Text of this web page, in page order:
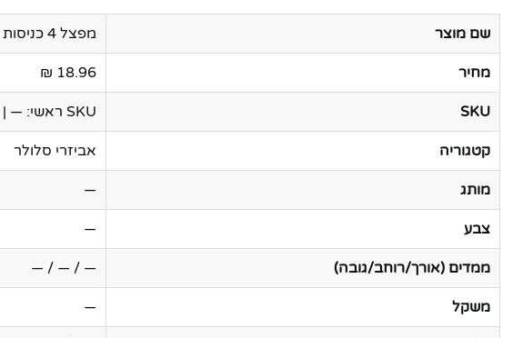
שם מוצר מפצל 4 כניסות מעמד לטלפון NY-6440
מחיר 18.96 ₪
SKU SKU ראשי: — | Secondary SKU: TEN-54532-ALT
קטגוריה אביזרי סלולר
מותג —
צבע —
ממדים (אורך/רוחב/גובה) — / — / —
משקל —